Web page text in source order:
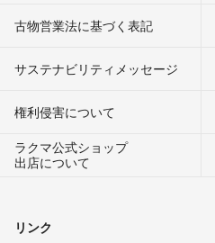
出品者 DJ筋肉2323 送料、値段交渉可
値下げ早い者勝ち
GW TIME SALE
値下げしました
出品者
古物営業法に基づく表記
サステナビリティメッセージ
権利侵害について
ラクマ公式ショップ
出店について
リンク